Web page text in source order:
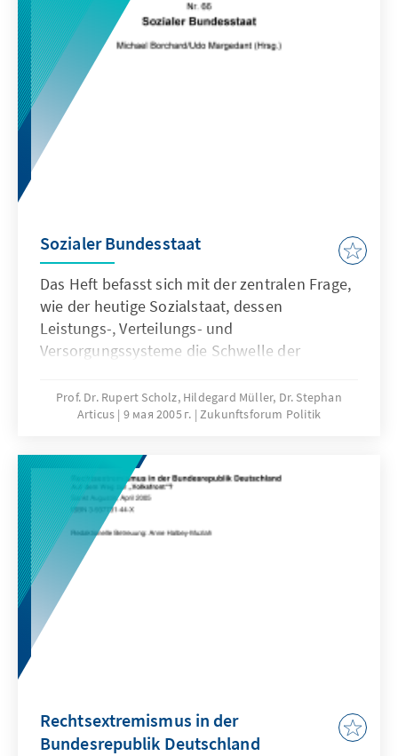
Sozialer Bundesstaat
Das Heft befasst sich mit der zentralen Frage,
wie der heutige Sozialstaat, dessen
Leistungs-, Verteilungs- und
Versorgungssysteme die Schwelle der
vor europäischen Herausforderungen steht,
reformiert werden kann.
Prof. Dr. Rupert Scholz, Hildegard Müller, Dr. Stephan
Articus 9 мая 2005 г. Zukunftsforum Politik
Rechtsextremismus in der
Bundesrepublik Deutschland